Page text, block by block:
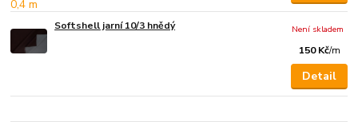
Softshell jarní 10/3 hnědý
150 Kč/m
Není skladem
Detail